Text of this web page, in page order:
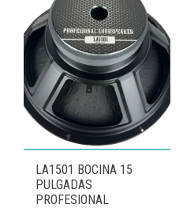
LA1501 BOCINA 15
PULGADAS
PROFESIONAL